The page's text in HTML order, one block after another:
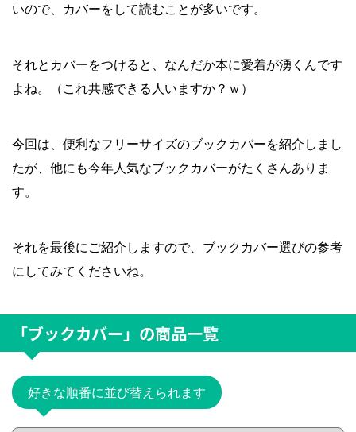
いので、カバーをして読むことが多いです。
それとカバーをつけると、なんだか本に愛着が湧くんです
よね。（これ共感できる人いますか？ｗ）
今回は、便利なフリーサイズのブックカバーを紹介しまし
たが、他にも今年人気なブックカバーがたくさんありま
す。
それを最後にご紹介しますので、ブックカバー選びの参考
にしてみてくださいね。
「ブックカバー」 の商品一覧
好きな順番に並び替えられます